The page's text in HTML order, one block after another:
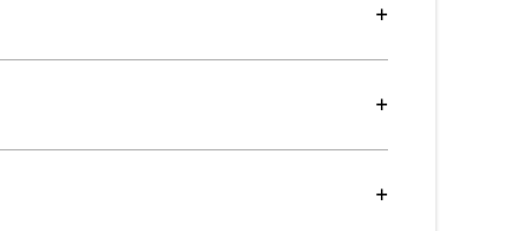
+
+
+